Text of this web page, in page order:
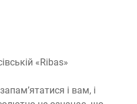
«Ribas»
і вам, і